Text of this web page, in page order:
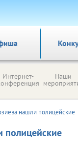
Интернет- Наши
нашли полицейские
полицейские